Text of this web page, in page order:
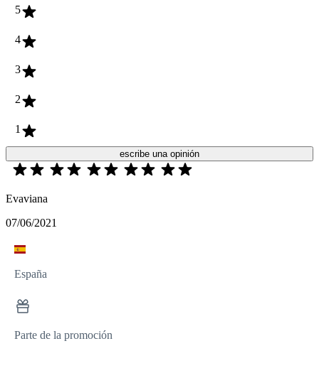
5
4
3
2
1
escribe una opinión
Evaviana
07/06/2021
España
Parte de la promoción